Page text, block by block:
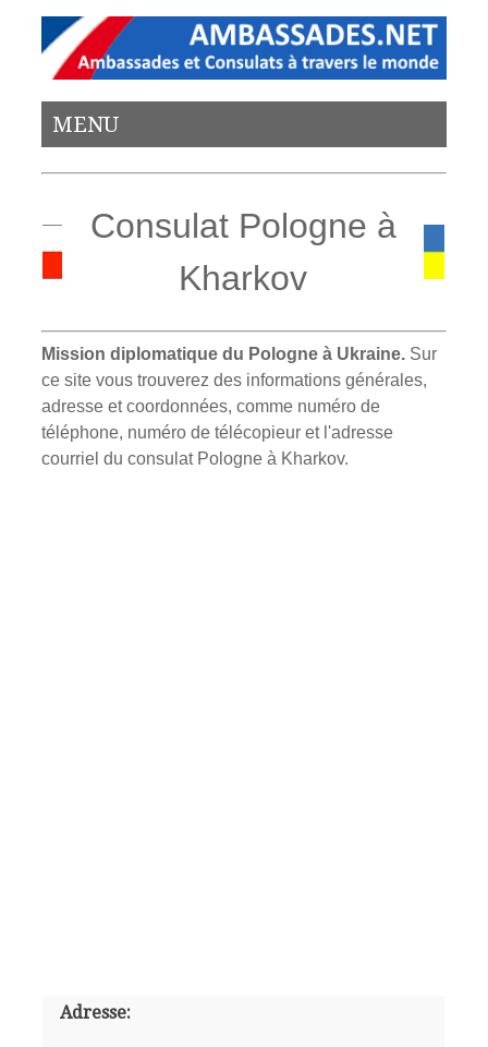
MENU
Consulat Pologne à
Kharkov
Mission diplomatique du Pologne à Ukraine. Sur
ce site vous trouverez des informations générales,
adresse et coordonnées, comme numéro de
téléphone, numéro de télécopieur et l'adresse
courriel du consulat Pologne à Kharkov.
Adresse: